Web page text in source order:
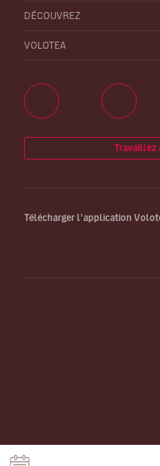
DÉCOUVREZ
VOLOTEA
Travaillez
Télécharger l’application